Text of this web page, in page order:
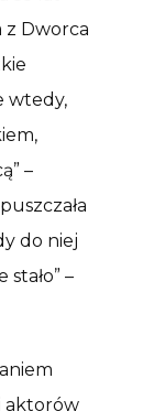
z Dworca
wtedy,
–
do niej
–
aktorów